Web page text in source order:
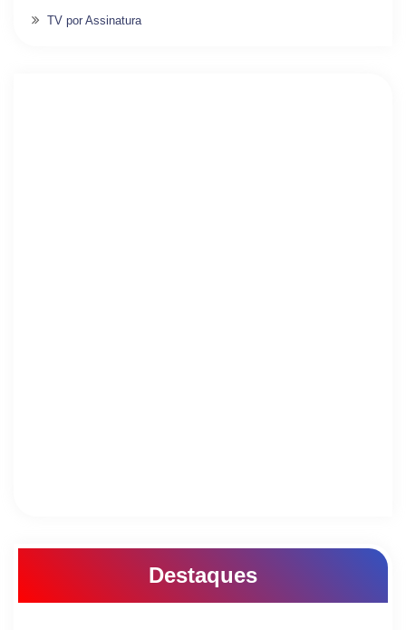
TV por Assinatura
Destaques